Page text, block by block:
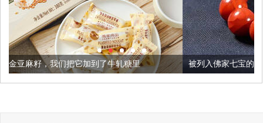
到了牛轧糖里 被列入佛家七宝的它到底有多美？